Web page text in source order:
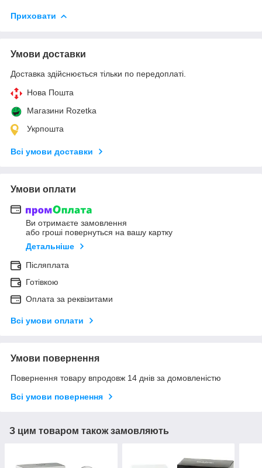
Приховати
Умови доставки
Доставка здійснюється тільки по передоплаті.
Нова Пошта
Магазини Rozetka
Укрпошта
Всі умови доставки
Умови оплати
Ви отримаєте замовлення
або гроші повернуться на вашу картку
Детальніше
Післяплата
Готівкою
Оплата за реквізитами
Всі умови оплати
Умови повернення
Повернення товару впродовж 14 днів за домовленістю
Всі умови повернення
З цим товаром також замовляють